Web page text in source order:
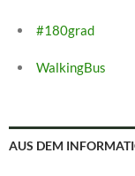
#180grad
WalkingBus
AUS DEM